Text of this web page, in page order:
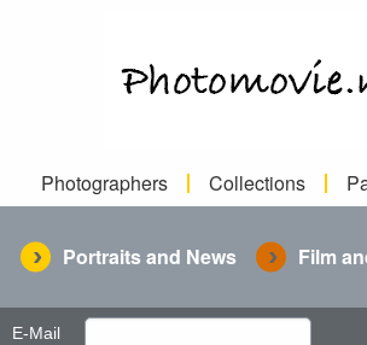
Photographers Collections
Portraits and News Film
E-Mail